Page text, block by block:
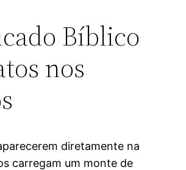
Bíblico
nos
diretamente na
carregam um monte de